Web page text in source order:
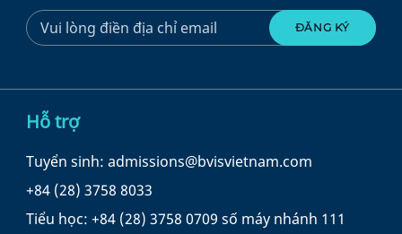
Hỗ trợ
Tuyển sinh: admissions@bvisvietnam.com
+84 (28) 3758 8033
Tiểu học: +84 (28) 3758 0709 số máy nhánh 111